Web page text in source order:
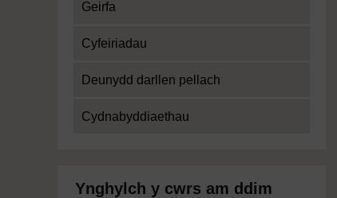
Geirfa
Cyfeiriadau
Deunydd darllen pellach
Cydnabyddiaethau
Ynghylch y cwrs am ddim